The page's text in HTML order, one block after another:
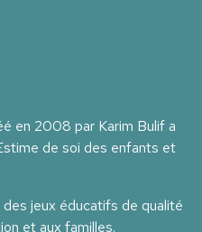
en 2008 par Karim Bulif a
de soi des enfants et
jeux éducatifs de qualité
et aux familles.